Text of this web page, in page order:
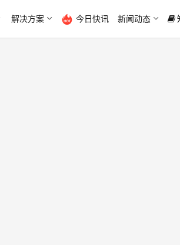
解决方案 今日快讯 新闻动态